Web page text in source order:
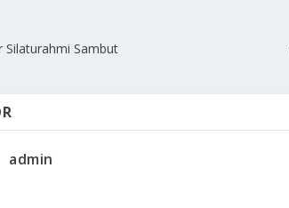
Silaturahmi Sambut
admin